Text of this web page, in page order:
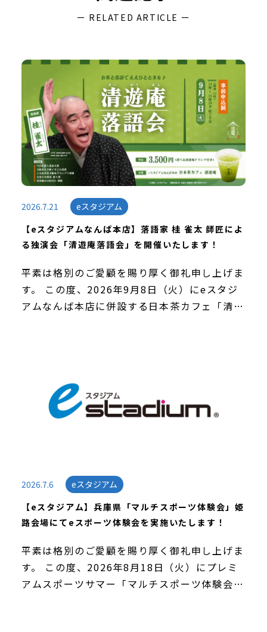
ー RELATED ARTICLE ー
2026.7.21
eスタジアム
【eスタジアムなんば本店】落語家 桂 雀太 師匠によ
る独演会「清遊庵落語会」を開催いたします！
平素は格別のご愛顧を賜り厚く御礼申し上げま
す。 この度、2026年9月8日（火）にeスタジ
アムなんば本店に併設する日本茶カフェ「清遊
2026.7.6
eスタジアム
【eスタジアム】兵庫県「マルチスポーツ体験会」姫
路会場にてeスポーツ体験会を実施いたします！
平素は格別のご愛顧を賜り厚く御礼申し上げま
す。 この度、2026年8月18日（火）にプレミ
アムスポーツサマー「マルチスポーツ体験会」